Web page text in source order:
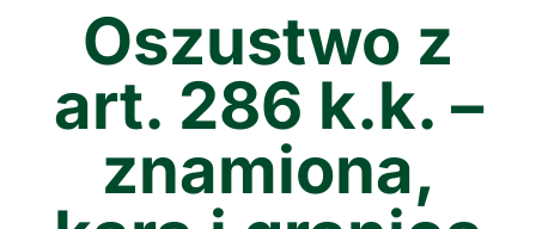
Oszustwo z
art. 286 k.k. –
znamiona,